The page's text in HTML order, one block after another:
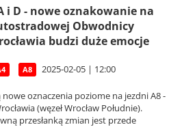
i D - nowe oznakowanie na
Obwodnicy
budzi duże emocje
A8 2025-02-05 | 12:00
oznaczenia poziome na jezdni A8 -
(węzeł Wrocław Południe).
przesłanką zmian jest przede